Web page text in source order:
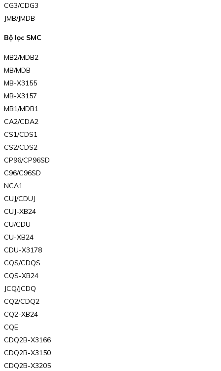
CG3/CDG3
JMB/JMDB
Bộ lọc SMC
MB2/MDB2
MB/MDB
MB-X3155
MB-X3157
MB1/MDB1
CA2/CDA2
CS1/CDS1
CS2/CDS2
CP96/CP96SD
C96/C96SD
NCA1
CUJ/CDUJ
CUJ-XB24
CU/CDU
CU-XB24
CDU-X3178
CQS/CDQS
CQS-XB24
JCQ/JCDQ
CQ2/CDQ2
CQ2-XB24
CQE
CDQ2B-X3166
CDQ2B-X3150
CDQ2B-X3205